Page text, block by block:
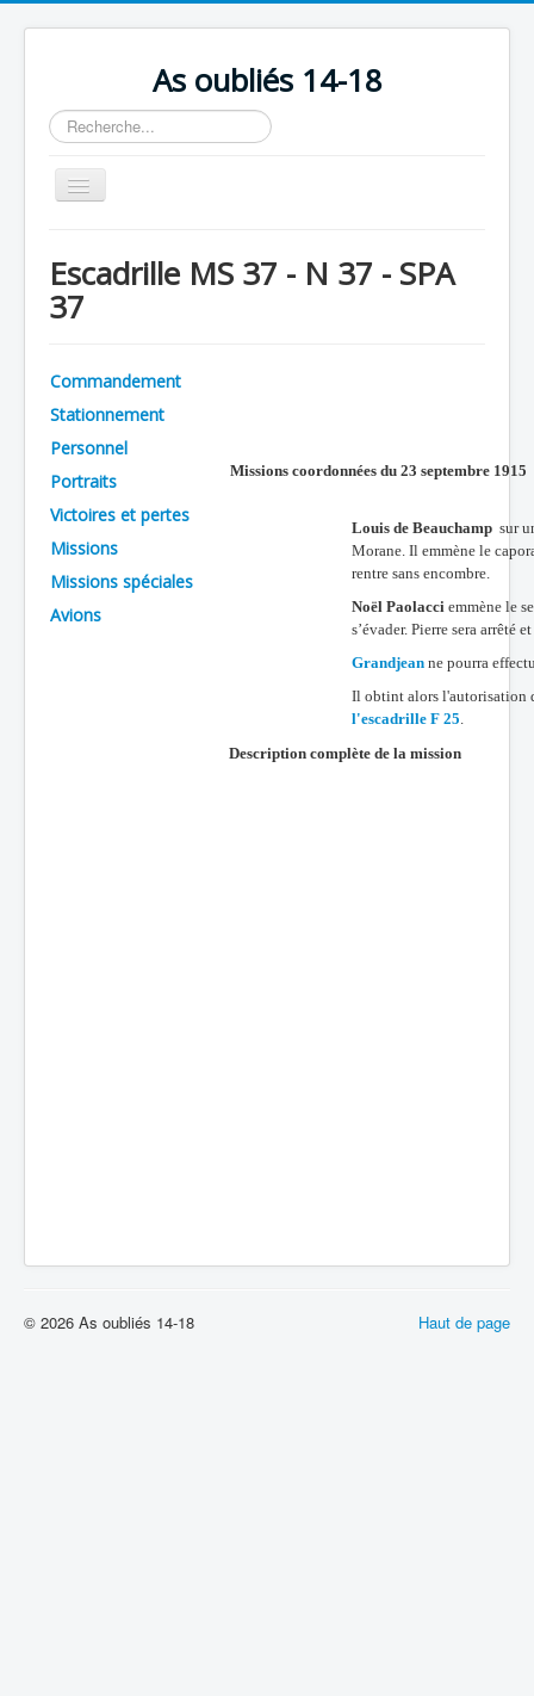
As oubliés 14-18
Rechercher
Basculer
la
Chronologie
Escadrilles
Avions
Personnels
Formation
Doctrines
Les As
Escadrille MS 37 - N 37 - SPA
37
Commandement
Stationnement
Personnel
Portraits
Victoires et pertes
Missions
Missions spéciales
Avions
Missions coordonnées du 23 septembre 1915
Louis de Beauchamp sur
Morane. Il emmène le
rentre sans encombre.
Noël Paolacci emmène le
s’évader. Pierre sera arrêté
Grandjean ne pourra
Il obtint alors l'autorisation
l'escadrille F 25.
Description complète de la mission
Haut de page
© 2026 As oubliés 14-18